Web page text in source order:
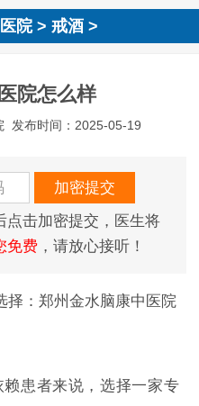
院>戒酒 >
院怎么样
发布时间：2025-05-19
点击加密提交，医生将
免费，请放心接听！
择：郑州金水脑康中医院
患者来说，选择一家专